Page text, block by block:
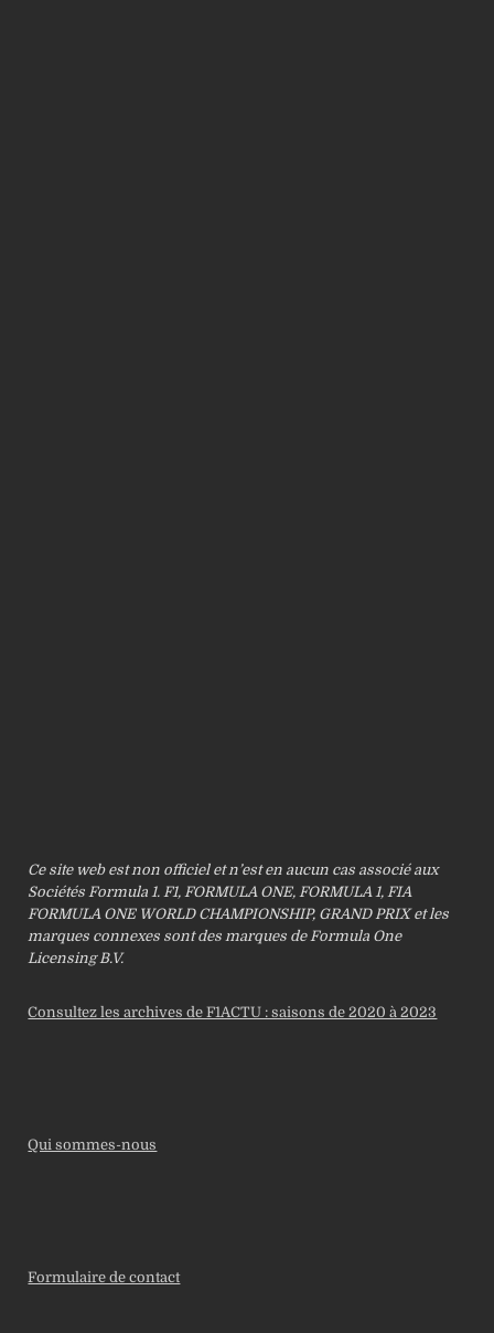
Ce site web est non officiel et n’est en aucun cas associé aux
Sociétés Formula 1. F1, FORMULA ONE, FORMULA 1, FIA
FORMULA ONE WORLD CHAMPIONSHIP, GRAND PRIX et les
marques connexes sont des marques de Formula One
Licensing B.V.
Consultez les archives de F1ACTU : saisons de 2020 à 2023
Qui sommes-nous
Formulaire de contact